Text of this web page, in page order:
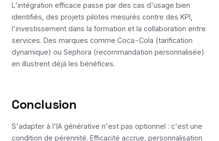
L'intégration efficace passe par des cas d'usage bien
identifiés, des projets pilotes mesurés contre des KPI,
l'investissement dans la formation et la collaboration entre
services. Des marques comme Coca-Cola (tarification
dynamique) ou Sephora (recommandation personnalisée)
en illustrent déjà les bénéfices.
Conclusion
S'adapter à l'IA générative n'est pas optionnel : c'est une
condition de pérennité. Efficacité accrue, personnalisation